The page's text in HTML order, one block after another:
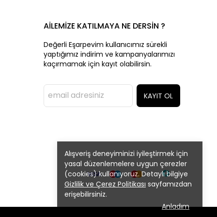
Alışveriş deneyiminizi iyileştirmek için
yasal düzenlemelere uygun çerezler
(cookies) kullanıyoruz. Detaylı bilgiye
Gizlilik ve Çerez Politikası sayfamızdan
erişebilirsiniz.
Anladım
AİLEMİZE KATILMAYA NE DERSİN ?
Değerli Eşarpevim kullanıcımız sürekli
yaptığımız indirim ve kampanyalarımızı
kaçırmamak için kayıt olabilirsin.
KAYIT OL